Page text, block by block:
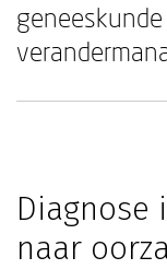
Diagnose
naar